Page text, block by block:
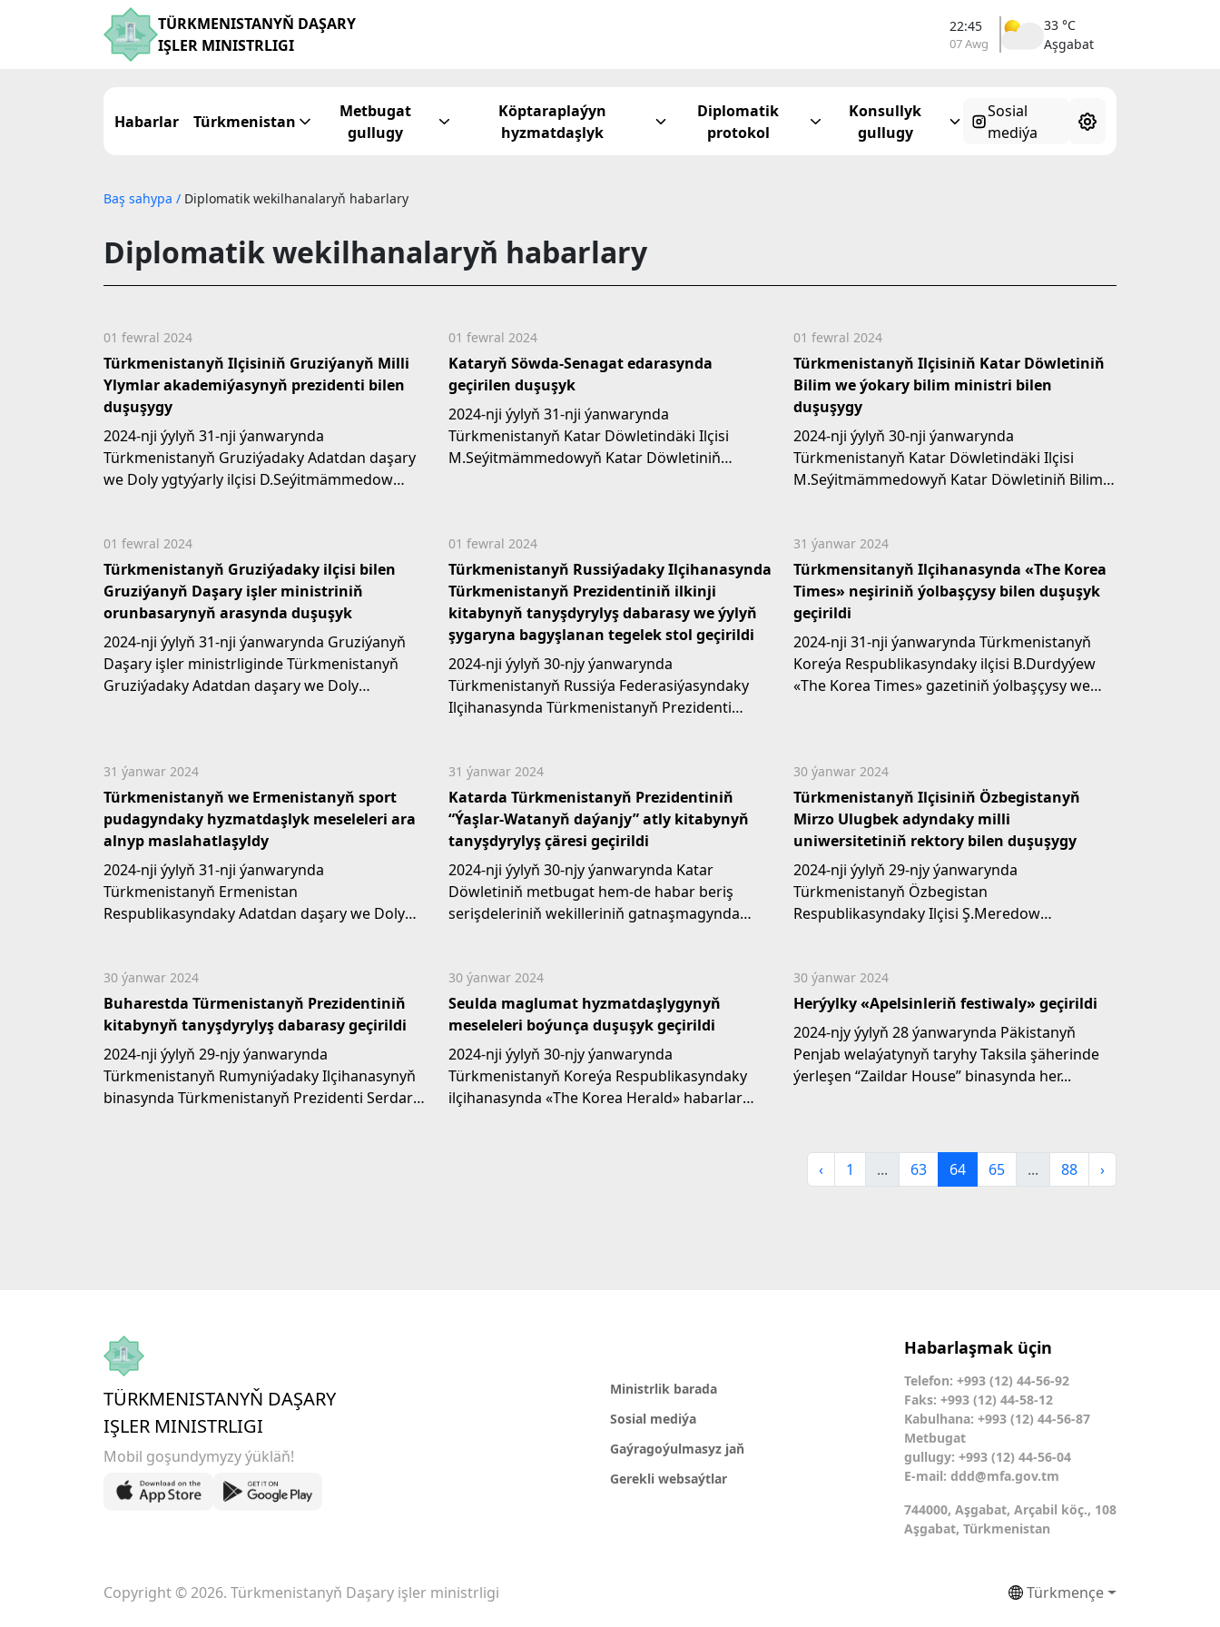
TÜRKMENISTANYŇ DAŞARY
IŞLER MINISTRLIGI
22:45
07 Awg
33 °C
Aşgabat
Habarlar Türkmenistan
Metbugat
gullugy
Köptaraplaýyn
hyzmatdaşlyk
Diplomatik
protokol
Konsullyk
gullugy
Sosial
mediýa
Baş sahypa / Diplomatik wekilhanalaryň habarlary
Diplomatik wekilhanalaryň habarlary
01 fewral 2024
Türkmenistanyň Ilçisiniň Gruziýanyň Milli
Ylymlar akademiýasynyň prezidenti bilen
duşuşygy
2024-nji ýylyň 31-nji ýanwarynda
Türkmenistanyň Gruziýadaky Adatdan daşary
we Doly ygtyýarly ilçisi D.Seýitmämmedow
01 fewral 2024
Kataryň Söwda-Senagat edarasynda
geçirilen duşuşyk
2024-nji ýylyň 31-nji ýanwarynda
Türkmenistanyň Katar Döwletindäki Ilçisi
M.Seýitmämmedowyň Katar Döwletiniň
01 fewral 2024
Türkmenistanyň Ilçisiniň Katar Döwletiniň
Bilim we ýokary bilim ministri bilen
duşuşygy
2024-nji ýylyň 30-nji ýanwarynda
Türkmenistanyň Katar Döwletindäki Ilçisi
M.Seýitmämmedowyň Katar Döwletiniň Bilim,
01 fewral 2024
Türkmenistanyň Gruziýadaky ilçisi bilen
Gruziýanyň Daşary işler ministriniň
orunbasarynyň arasynda duşuşyk
2024-nji ýylyň 31-nji ýanwarynda Gruziýanyň
Daşary işler ministrliginde Türkmenistanyň
Gruziýadaky Adatdan daşary we Doly
01 fewral 2024
Türkmenistanyň Russiýadaky Ilçihanasynda
Türkmenistanyň Prezidentiniň ilkinji
kitabynyň tanyşdyrylyş dabarasy we ýylyň
şygaryna bagyşlanan tegelek stol geçirildi
2024-nji ýylyň 30-njy ýanwarynda
Türkmenistanyň Russiýa Federasiýasyndaky
Ilçihanasynda Türkmenistanyň Prezidenti
31 ýanwar 2024
Türkmensitanyň Ilçihanasynda «The Korea
Times» neşiriniň ýolbaşçysy bilen duşuşyk
geçirildi
2024-nji 31-nji ýanwarynda Türkmenistanyň
Koreýa Respublikasyndaky ilçisi B.Durdyýew
«The Korea Times» gazetiniň ýolbaşçysy we
31 ýanwar 2024
Türkmenistanyň we Ermenistanyň sport
pudagyndaky hyzmatdaşlyk meseleleri ara
alnyp maslahatlaşyldy
2024-nji ýylyň 31-nji ýanwarynda
Türkmenistanyň Ermenistan
Respublikasyndaky Adatdan daşary we Doly
31 ýanwar 2024
Katarda Türkmenistanyň Prezidentiniň
“Ýaşlar-Watanyň daýanjy” atly kitabynyň
tanyşdyrylyş çäresi geçirildi
2024-nji ýylyň 30-njy ýanwarynda Katar
Döwletiniň metbugat hem-de habar beriş
serişdeleriniň wekilleriniň gatnaşmagynda
30 ýanwar 2024
Türkmenistanyň Ilçisiniň Özbegistanyň
Mirzo Ulugbek adyndaky milli
uniwersitetiniň rektory bilen duşuşygy
2024-nji ýylyň 29-njy ýanwarynda
Türkmenistanyň Özbegistan
Respublikasyndaky Ilçisi Ş.Meredow
30 ýanwar 2024
Buharestda Türmenistanyň Prezidentiniň
kitabynyň tanyşdyrylyş dabarasy geçirildi
2024-nji ýylyň 29-njy ýanwarynda
Türkmenistanyň Rumyniýadaky Ilçihanasynyň
binasynda Türkmenistanyň Prezidenti Serdar
30 ýanwar 2024
Seulda maglumat hyzmatdaşlygynyň
meseleleri boýunça duşuşyk geçirildi
2024-nji ýylyň 30-njy ýanwarynda
Türkmenistanyň Koreýa Respublikasyndaky
ilçihanasynda «The Korea Herald» habarlar
30 ýanwar 2024
Herýylky «Apelsinleriň festiwaly» geçirildi
2024-njy ýylyň 28 ýanwarynda Päkistanyň
Penjab welaýatynyň taryhy Taksila şäherinde
ýerleşen “Zaildar House” binasynda her...
‹ 1 ... 63 64 65 ... 88 ›
TÜRKMENISTANYŇ DAŞARY
IŞLER MINISTRLIGI
Mobil goşundymyzy ýükläň!
Ministrlik barada
Sosial mediýa
Gaýragoýulmasyz jaň
Gerekli websaýtlar
Habarlaşmak üçin
Telefon: +993 (12) 44-56-92
Faks: +993 (12) 44-58-12
Kabulhana: +993 (12) 44-56-87
Metbugat
gullugy: +993 (12) 44-56-04
E-mail: ddd@mfa.gov.tm
744000, Aşgabat, Arçabil köç., 108
Aşgabat, Türkmenistan
Copyright © 2026. Türkmenistanyň Daşary işler ministrligi Türkmençe